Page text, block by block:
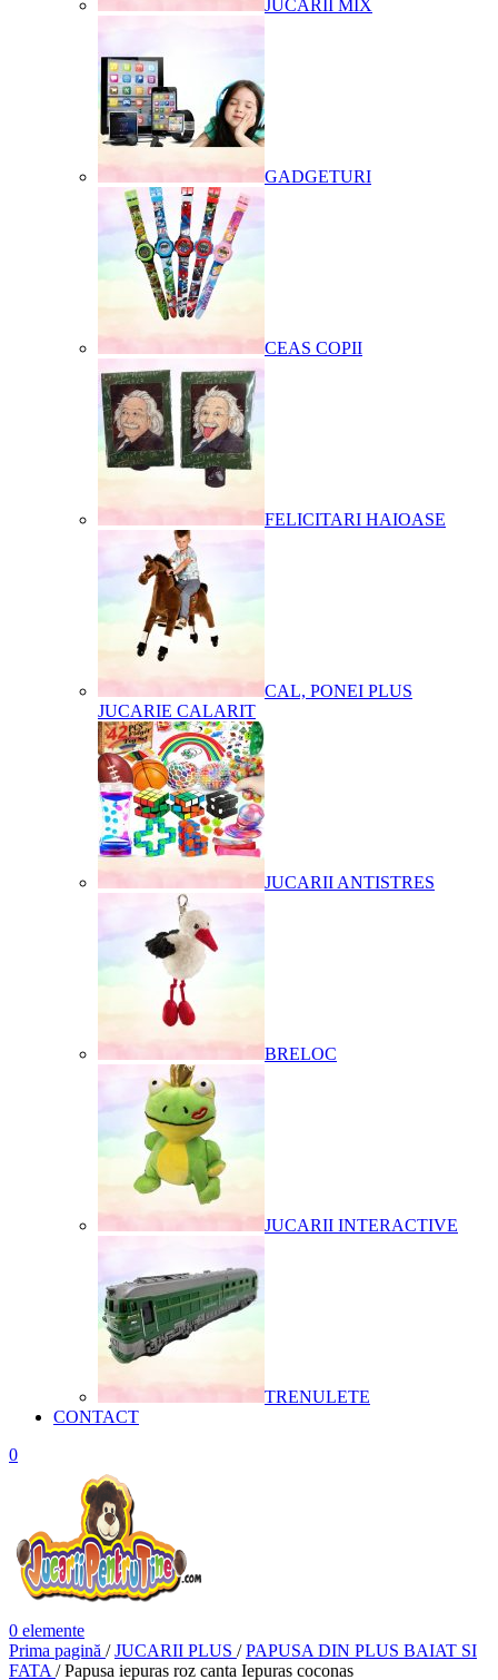
JUCARII MIX
GADGETURI
CEAS COPII
FELICITARI HAIOASE
CAL, PONEI PLUS
JUCARIE CALARIT
JUCARII ANTISTRES
BRELOC
JUCARII INTERACTIVE
TRENULETE
CONTACT
0
0 elemente
Prima pagină / JUCARII PLUS / PAPUSA DIN PLUS BAIAT SI
FATA / Papusa iepuras roz canta Iepuras coconas